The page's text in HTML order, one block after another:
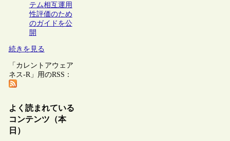
テム相互運用
性評価のため
のガイドを公
開
続きを見る
「カレントアウェア
ネス-R」用のRSS：
よく読まれている
コンテンツ（本
日）